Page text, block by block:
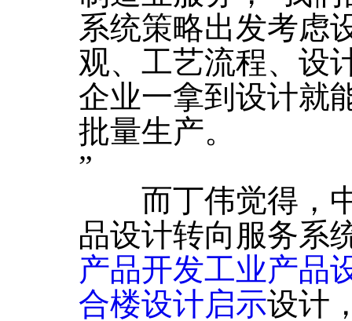
系统策略出发考虑
观、工艺流程、设
企业一拿到设计就
批量生产。
”
而丁伟觉得，中
品设计转向服务系
产品开发工业产品
合楼设计启示设计